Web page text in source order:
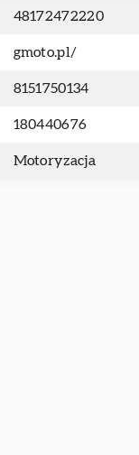
48172472220
gmoto.pl/
8151750134
180440676
Motoryzacja